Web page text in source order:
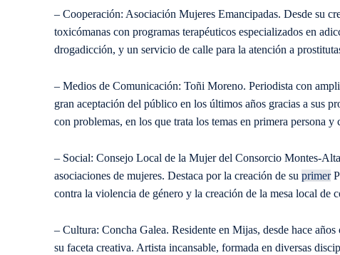
– Cooperación: Asociación Mujeres Emancipadas. Desde su
toxicómanas con programas terapéuticos especializados en
drogadicción, y un servicio de calle para la atención a
– Medios de Comunicación: Toñi Moreno. Periodista con
gran aceptación del público en los últimos años gracias a sus
con problemas, en los que trata los temas en primera persona
– Social: Consejo Local de la Mujer del Consorcio Montes-
asociaciones de mujeres. Destaca por la creación de su primer
contra la violencia de género y la creación de la mesa local de
– Cultura: Concha Galea. Residente en Mijas, desde hace
su faceta creativa. Artista incansable, formada en diversas